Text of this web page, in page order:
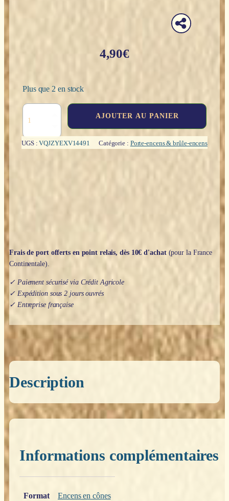
4,90€
Plus que 2 en stock
porte-
encens
AJOUTER AU PANIER
UGS :VQJZYEXV14491 Catégorie : Porte-encens & brûle-encens
Frais de port offerts en point relais, dès 10€ d'achat(pour la France
Continentale).
✓ Paiement sécurisé via Crédit Agricole
✓ Expédition sous 2 jours ouvrés
✓ Entreprise française
Description
Informations complémentaires
Format
Encens en cônes